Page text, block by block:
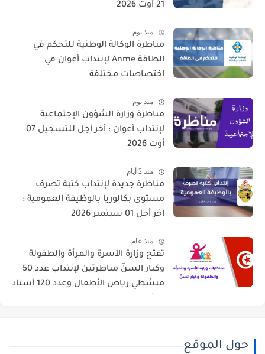
21 أوت 2026
منذ يوم
مناظرة الوكالة الوطنية للتحكم في
الطاقة Anme لإنتداب أعوان في
اختصاصات مختلفة
منذ يوم
مناظرة وزارة الشؤون الإجتماعية
لإنتداب أعوان : أخر أجل للتسجيل 07
أوت 2026
منذ 2 أيام
مناظرة جديدة لإنتداب كتبة تصرف
مستوى بكالوريا بالوظيفة العمومية :
آخر أجل 01 سبتمبر 2026
منذ عام
تفتح وزارة الأسرة والمرأة والطفولة
وكبار السنّ مناظرتين لإنتداب عدد 50
منشطي رياض الأطفال وعدد 120 أستاذ
حول الموقع